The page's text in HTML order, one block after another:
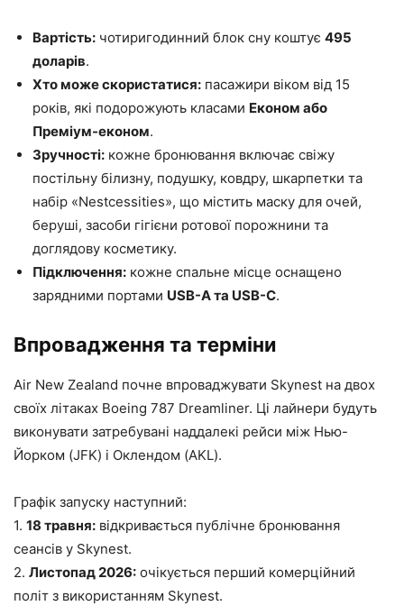
Вартість: чотиригодинний блок сну коштує 495
доларів.
Хто може скористатися: пасажири віком від 15
років, які подорожують класами Економ або
Преміум-економ.
Зручності: кожне бронювання включає свіжу
постільну білизну, подушку, ковдру, шкарпетки та
набір «Nestcessities», що містить маску для очей,
беруші, засоби гігієни ротової порожнини та
доглядову косметику.
Підключення: кожне спальне місце оснащено
зарядними портами USB-A та USB-C.
Впровадження та терміни
Air New Zealand почне впроваджувати Skynest на двох
своїх літаках Boeing 787 Dreamliner. Ці лайнери будуть
виконувати затребувані наддалекі рейси між Нью-
Йорком (JFK) і Оклендом (AKL).
Графік запуску наступний:
1. 18 травня: відкривається публічне бронювання
сеансів у Skynest.
2. Листопад 2026: очікується перший комерційний
політ з використанням Skynest.